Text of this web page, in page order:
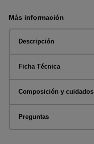
Más información
Descripción
Ficha Técnica
Composición y cuidados
Preguntas